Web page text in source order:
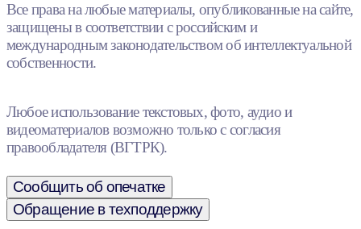
Все права на любые материалы, опубликованные на сайте,
защищены в соответствии с российским и
международным законодательством об интеллектуальной
собственности.
Любое использование текстовых, фото, аудио и
видеоматериалов возможно только с согласия
правообладателя (ВГТРК).
Сообщить об опечатке
Обращение в техподдержку